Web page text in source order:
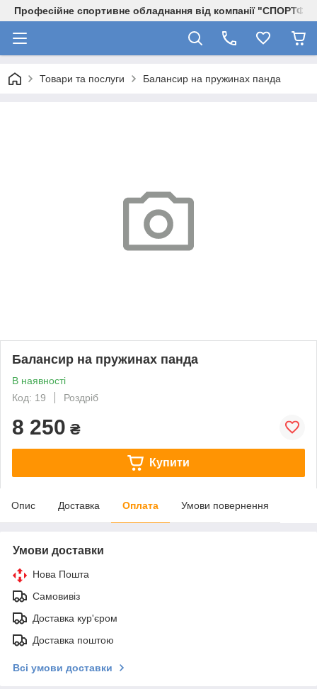
Професійне спортивне обладнання від компанії
Товари та послуги Балансир на пружинах панда
Балансир на пружинах панда
В наявності
Код: 19
Роздріб
8 250 ₴
Купити
Опис Доставка Оплата Умови повернення
Умови доставки
Нова Пошта
Самовивіз
Доставка кур'єром
Доставка поштою
Всі умови доставки